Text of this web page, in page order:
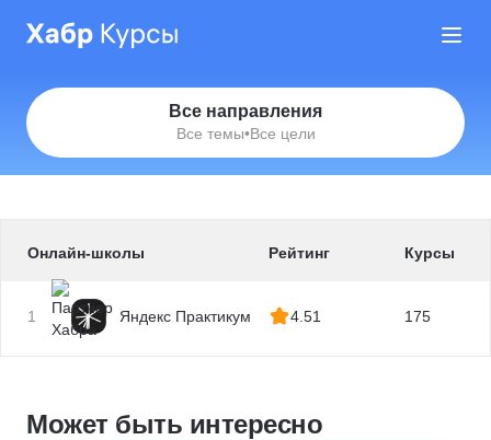
Все направления
Все темы•Все цели
Онлайн-школы Рейтинг Курсы
1 Яндекс Практикум 4.51 175
Может быть интересно